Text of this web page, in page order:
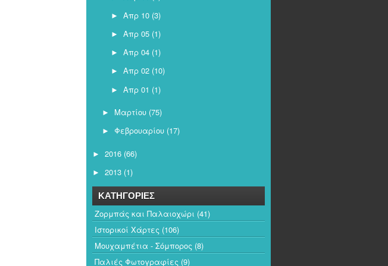
►Απρ 10 (3)
►Απρ 05 (1)
►Απρ 04 (1)
►Απρ 02 (10)
►Απρ 01 (1)
► Μαρτίου (75)
► Φεβρουαρίου (17)
► 2016 (66)
► 2013 (1)
ΚΑΤΗΓΟΡΙΕΣ
Ζορμπάς και Παλαιοχώρι (41)
Ιστορικοί Χάρτες (106)
Μουχαμπέτια - Σόμπορος (8)
Παλιές Φωτογραφίες (9)